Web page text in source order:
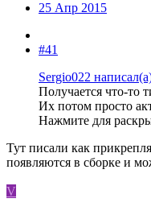
25 Апр 2015
#41
Sergio022
Получается что-то
Их потом просто
Нажмите для
Тут писали как
появляются в сборке и
V